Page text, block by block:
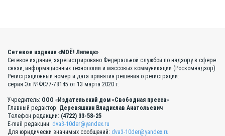
Сетевое издание «МОЁ! Липецк»
Сетевое издание, зарегистрировано Федеральной службой по надзору в сфере
связи, информационных технологий и массовых коммуникаций (Роскомнадзор).
Регистрационный номер и дата принятия решения о регистрации:
серия Эл №ФС77-78145 от 13 марта 2020 г.
Учредитель: ООО «Издательский дом «Свободная пресса»
Главный редактор: Деревяшкин Владислав Анатольевич
Телефон редакции: (4722) 33-58-25
E-mail редакции: dva3-10der@yandex.ru
Для юридически значимых сообщений: dva3-10der@yandex.ru